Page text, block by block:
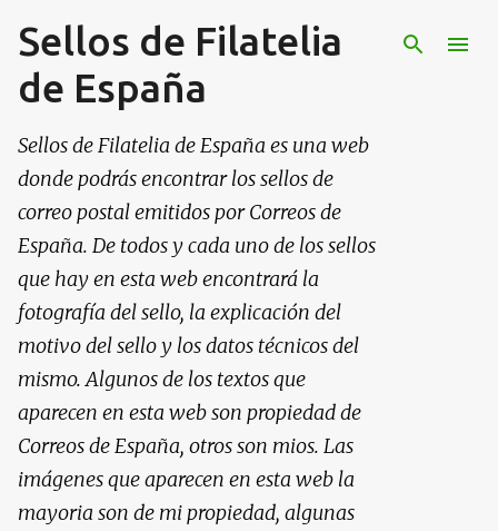
Ir al contenido principal
Sellos de Filatelia
de España
Sellos de Filatelia de España es una web
donde podrás encontrar los sellos de
correo postal emitidos por Correos de
España. De todos y cada uno de los sellos
que hay en esta web encontrará la
fotografía del sello, la explicación del
motivo del sello y los datos técnicos del
mismo. Algunos de los textos que
aparecen en esta web son propiedad de
Correos de España, otros son mios. Las
imágenes que aparecen en esta web la
mayoria son de mi propiedad, algunas